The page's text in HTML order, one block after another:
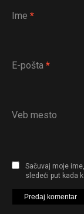
Ime *
E-pošta *
Veb mesto
Sačuvaj moje
sledeći put kada